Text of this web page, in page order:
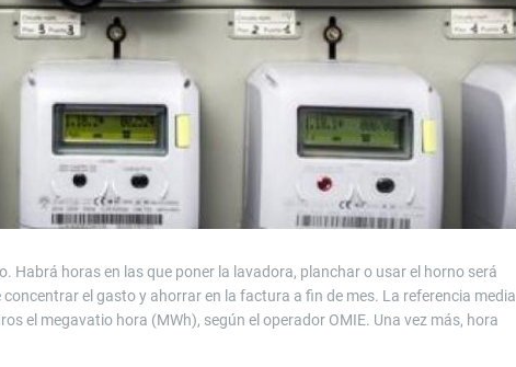
horas en las que poner la lavadora, planchar o usar el horno será
el gasto y ahorrar en la factura a fin de mes. La referencia media
el megavatio hora (MWh), según el operador OMIE. Una vez más, hora